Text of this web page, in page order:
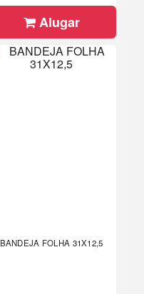
Alugar
BANDEJA FOLHA 31X12,5